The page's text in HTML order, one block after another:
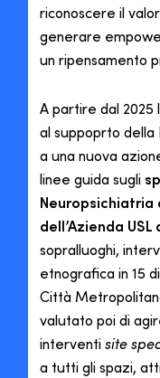
riconoscere il
generare
un ripensamento
A partire dal
al suppoprto della
a una nuova
linee guida sugli
Neuropsichiatria
dell’Azienda
sopralluoghi,
etnografica in 15
Città
valutato poi di
interventi site
a tutti gli spazi,